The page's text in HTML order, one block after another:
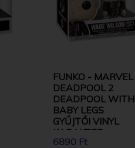
FUNKO - MARVEL
DEADPOOL 2
DEADPOOL WITH
BABY LEGS
GYŰJTŐI VINYL
KARAKTER
6890 Ft